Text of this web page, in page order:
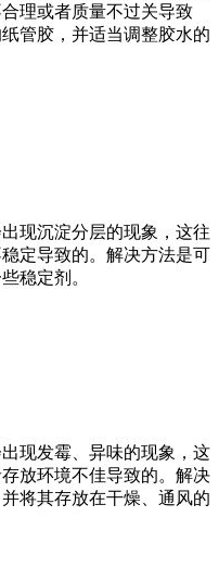
理或者质量不过关导致
管胶，并适当调整胶水的
现沉淀分层的现象，这往
定导致的。解决方法是可
稳定剂。
现发霉、异味的现象，这
放环境不佳导致的。解决
将其存放在干燥、通风的